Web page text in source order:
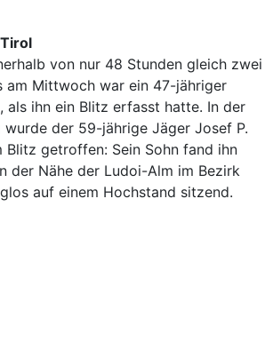
von nur 48 Stunden gleich zwei
am Mittwoch war ein 47-jähriger
als ihn ein Blitz erfasst hatte. In der
der 59-jährige Jäger Josef P.
Blitz getroffen: Sein Sohn fand ihn
der Nähe der Ludoi-Alm im Bezirk
auf einem Hochstand sitzend.